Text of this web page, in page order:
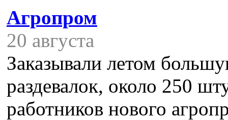
Агропром
20 августа
Заказывали летом
раздевалок, около 250
работников нового